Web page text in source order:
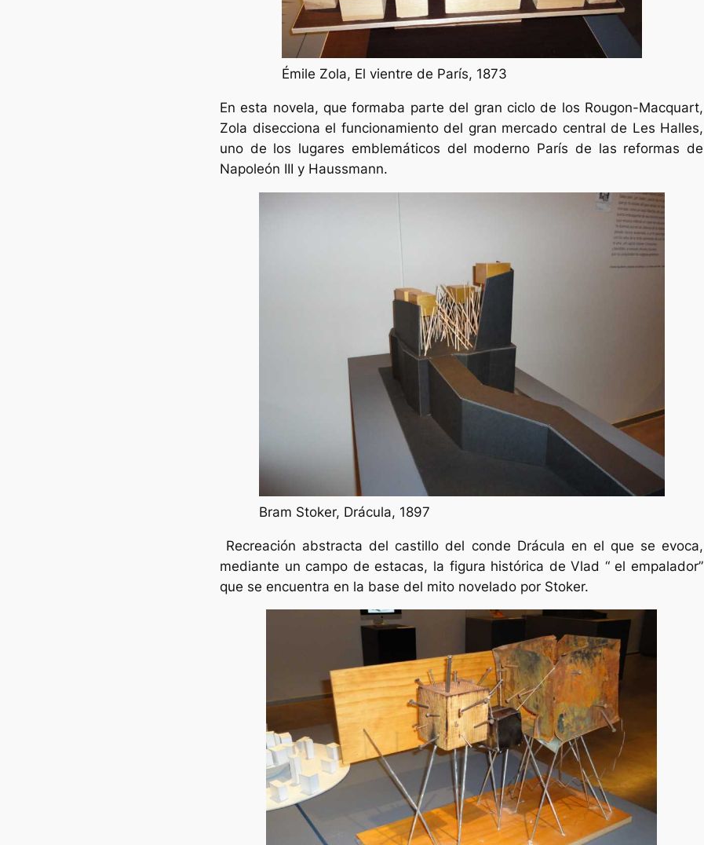
Émile Zola, El vientre de París, 1873
En esta novela, que formaba parte del gran ciclo de los Rougon-Macquart,
Zola disecciona el funcionamiento del gran mercado central de Les Halles,
uno de los lugares emblemáticos del moderno París de las reformas de
Napoleón III y Haussmann.
Bram Stoker, Drácula, 1897
Recreación abstracta del castillo del conde Drácula en el que se evoca,
mediante un campo de estacas, la figura histórica de Vlad “ el empalador”
que se encuentra en la base del mito novelado por Stoker.